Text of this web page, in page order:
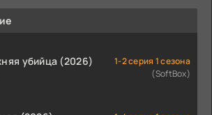
убийца (2026)
1-2 серия 1 сезона
(SoftBox)